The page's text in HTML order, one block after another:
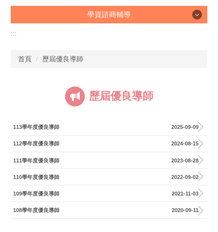
學資諮商輔導
:::
首頁 歷屆優良導師
歷屆優良導師
113學年度優良導師 2025-09-09
112學年度優良導師 2024-08-15
111學年度優良導師 2023-08-28
110學年度優良導師 2022-09-02
109學年度優良導師 2021-11-03
108學年度優良導師 2020-09-11